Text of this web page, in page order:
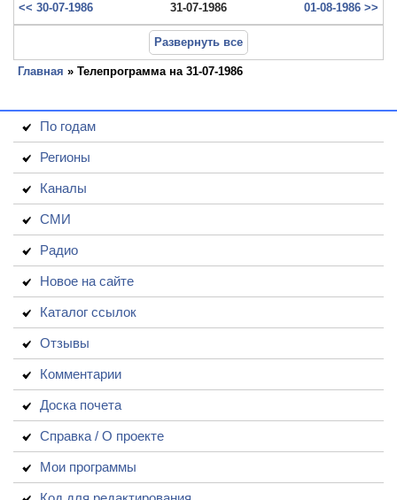
<< 30-07-1986 31-07-1986 01-08-1986 >>
Развернуть все
Главная » Телепрограмма на 31-07-1986
По годам
Регионы
Каналы
СМИ
Радио
Новое на сайте
Каталог ссылок
Отзывы
Комментарии
Доска почета
Справка / О проекте
Мои программы